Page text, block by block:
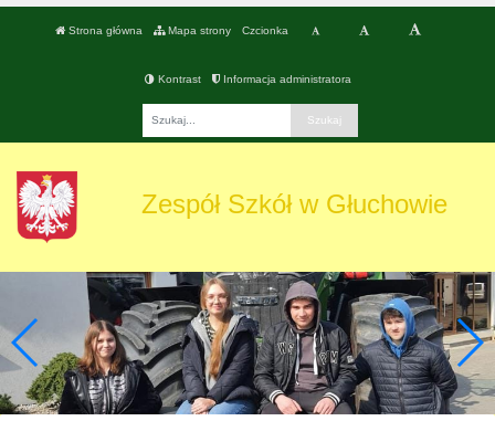
Strona główna Mapa strony Czcionka
Kontrast Informacja administratora
Zespół Szkół w Głuchowie